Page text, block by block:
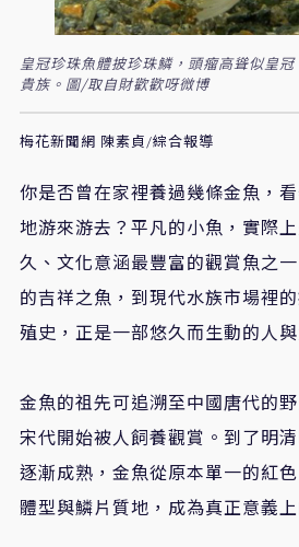
皇冠珍珠魚體披珍珠鱗，頭瘤高聳似皇
貴族。圖/取自財歡歡呀微博
梅花新聞網 陳素貞/綜合報導
你是否曾在家裡養過幾條金魚，
地游來游去？平凡的小魚，實際
久、文化意涵最豐富的觀賞魚之
的吉祥之魚，到現代水族市場裡
殖史，正是一部悠久而生動的人
金魚的祖先可追溯至中國唐代的
宋代開始被人飼養觀賞。到了明
逐漸成熟，金魚從原本單一的紅
體型與鱗片質地，成為真正意義